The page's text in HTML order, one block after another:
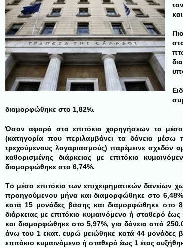
διαμορφώθηκε στο 1,82%.
Όσον αφορά στα επιτόκια χορηγήσεων το μέσο
(κατηγορία που περιλαμβάνει τα δάνεια μέσω
τρεχούμενους λογαριασμούς) παρέμεινε σχεδόν
καθορισμένης διάρκειας με επιτόκιο
διαμορφώθηκε στο 6,74%.
Tο μέσο επιτόκιο των επιχειρηματικών δανείων
προηγούμενου μήνα και διαμορφώθηκε στο
κατά 15 μονάδες βάσης και διαμορφώθηκε στο
διάρκειας με επιτόκιο κυμαινόμενο ή σταθερό
και διαμορφώθηκε στο 5,97%, για δάνεια από
άνω του 1 εκατ. ευρώ μειώθηκε κατά 44 μονάδες
επιτόκιο κυμαινόμενο ή σταθερό έως 1 έτος